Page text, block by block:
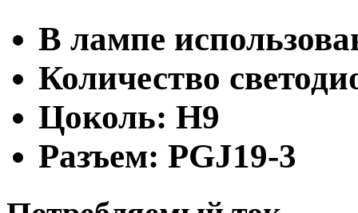
В лампе
Количество
Цоколь: H9
Разъем: PGJ19-3